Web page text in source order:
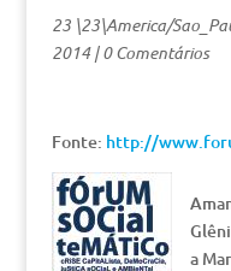
23 \23\America/
2014|0 Comentários
Fonte: http://
a